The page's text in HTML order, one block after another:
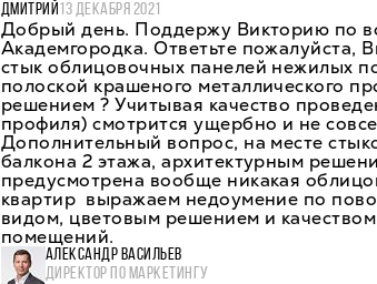
ДМИТРИЙ13 ДЕКАБРЯ 2021
Добрый день. Поддержу Викторию по
Академгородка. Ответьте пожалуйста,
стык облицовочных панелей нежилых
полоской крашеного металлического
решением ? Учитывая качество
профиля) смотрится ущербно и не
Дополнительный вопрос, на месте
балкона 2 этажа, архитектурным
предусмотрена вообще никакая
квартир выражаем недоумение по
видом, цветовым решением и
помещений.
АЛЕКСАНДР ВАСИЛЬЕВ
ДИРЕКТОР ПО МАРКЕТИНГУ